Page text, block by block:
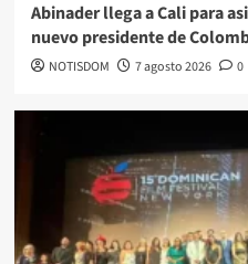
Abinader llega a Cali para
nuevo presidente de
NOTISDOM 7 agosto 2026 0